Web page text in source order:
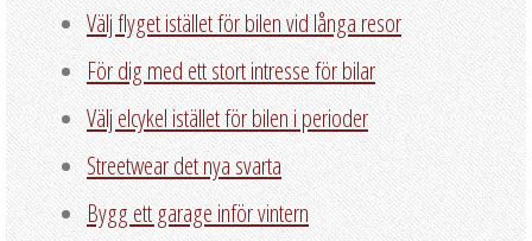
Välj flyget istället för bilen vid långa resor
För dig med ett stort intresse för bilar
Välj elcykel istället för bilen i perioder
Streetwear det nya svarta
Bygg ett garage inför vintern